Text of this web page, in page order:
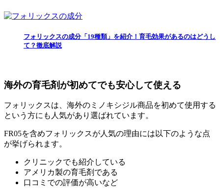
フォリックスの成分「19種類」を紹介！育毛効果があるのはどうし
て？徹底解説
海外の育毛剤が初めてでも安心して使える
フォリックスは、海外のミノキシジル商品を初めて使用する
という方にも人気があり選ばれています。
FR05を含めフォリックスが人気の理由には以下のような点
が挙げられます。
クリニックでも紹介している
アメリカ製の育毛剤である
口コミでの評価が高いなど